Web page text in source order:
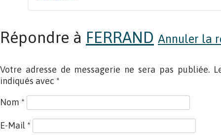
Répondre à FERRAND Annuler la
Votre adresse de messagerie ne sera pas publiée.
indiqués avec *
Nom *
E-Mail *